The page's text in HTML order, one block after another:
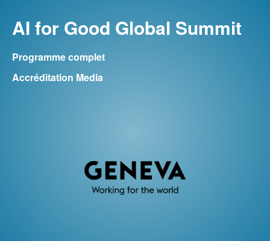
AI for Good Global Summit
Programme complet
Accréditation Media